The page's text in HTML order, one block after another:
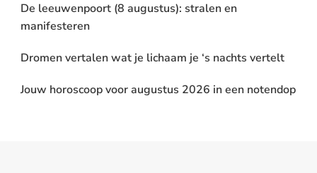
De leeuwenpoort (8 augustus): stralen en
manifesteren
Dromen vertalen wat je lichaam je ‘s nachts vertelt
Jouw horoscoop voor augustus 2026 in een notendop